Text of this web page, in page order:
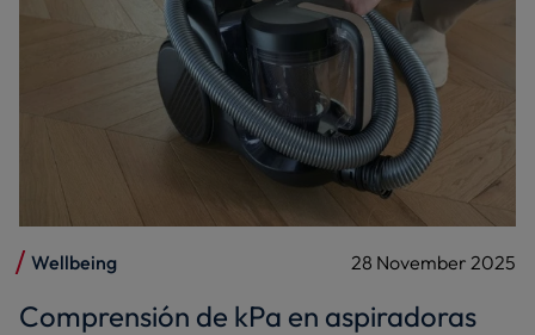
Wellbeing 28 November 2025
Comprensión de kPa en aspiradoras